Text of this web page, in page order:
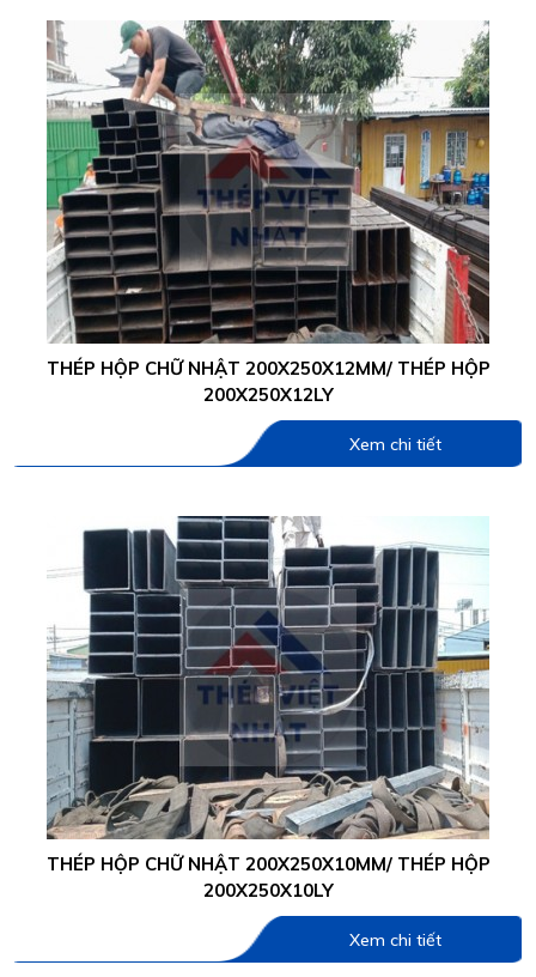
THÉP HỘP CHỮ NHẬT 200X250X12MM/ THÉP HỘP
200X250X12LY
Xem chi tiết
THÉP HỘP CHỮ NHẬT 200X250X10MM/ THÉP HỘP
200X250X10LY
Xem chi tiết